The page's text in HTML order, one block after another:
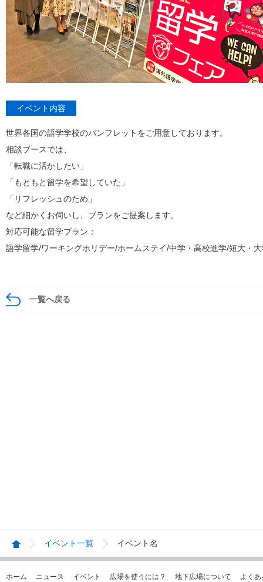
イベント内容
世界各国の語学学校のパンフレットをご用意しております。
相談ブースでは、
「転職に活かしたい」
「もともと留学を希望していた」
「リフレッシュのため」
など細かくお伺いし、プランをご提案します。
対応可能な留学プラン：
語学留学/ワーキングホリデー/ホームステイ/中学・高校進学/短大・
一覧へ戻る
イベント一覧 イベント名
ホーム ニュース イベント 広場を使うには？ 地下広場について
よく